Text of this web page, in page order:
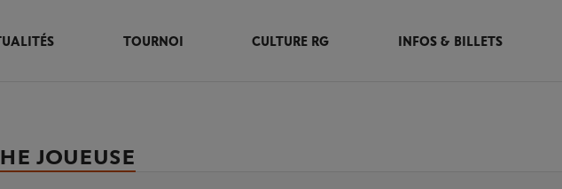
TOURNOI CULTURE RG INFOS & BILLETS
JOUEUSE